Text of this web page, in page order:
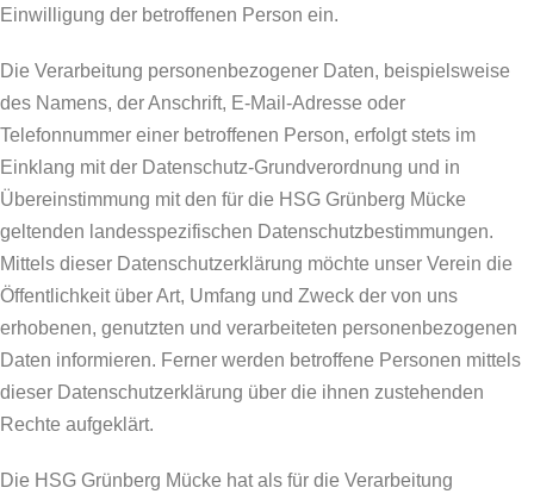
Einwilligung der betroffenen Person ein.
Die Verarbeitung personenbezogener Daten, beispielsweise
des Namens, der Anschrift, E-Mail-Adresse oder
Telefonnummer einer betroffenen Person, erfolgt stets im
Einklang mit der Datenschutz-Grundverordnung und in
Übereinstimmung mit den für die HSG Grünberg Mücke
geltenden landesspezifischen Datenschutzbestimmungen.
Mittels dieser Datenschutzerklärung möchte unser Verein die
Öffentlichkeit über Art, Umfang und Zweck der von uns
erhobenen, genutzten und verarbeiteten personenbezogenen
Daten informieren. Ferner werden betroffene Personen mittels
dieser Datenschutzerklärung über die ihnen zustehenden
Rechte aufgeklärt.
Die HSG Grünberg Mücke hat als für die Verarbeitung